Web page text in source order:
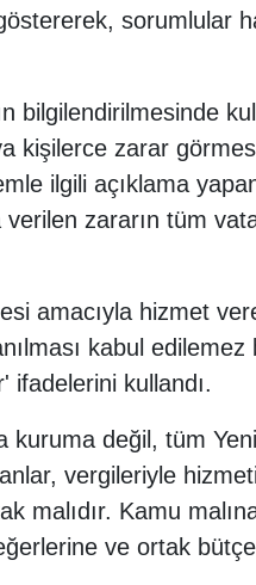
sorumlular
bilgilendirilmesinde
kişilerce zarar
ilgili açıklama
zararın tüm
amacıyla hizmet
kabul edilemez
ifadelerini kullandı.
değil, tüm
vergileriyle
malıdır. Kamu
ve ortak